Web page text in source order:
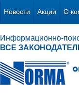
Новости Акции О
Информационно-
ВСЕ